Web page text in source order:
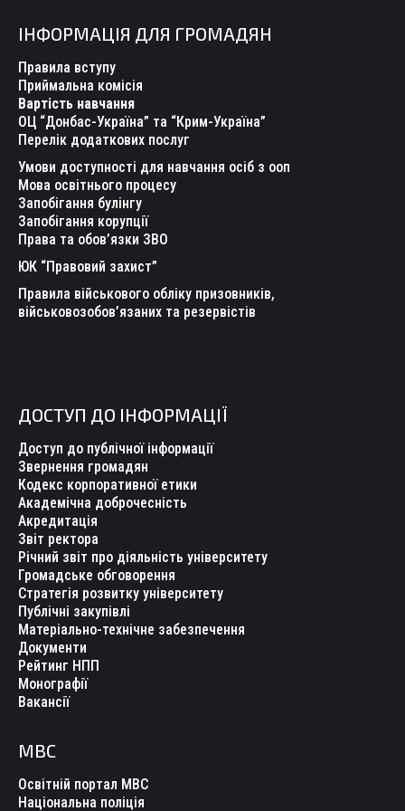
opens
in
new
window
opens
in
new
window
opens
in
new
window
opens
in
new
window
opens
new
opens
ІНФОРМАЦІЯ ДЛЯ ГРОМАДЯН
Правила вступу
Приймальна комісія
Вартість навчання
ОЦ “Донбас-Україна” та “Крим-Україна”
Перелік додаткових послуг
Умови доступності для навчання осіб з ооп
Мова освітнього процесу
Запобігання булінгу
Запобігання корупції
Права та обов’язки ЗВО
ЮК “Правовий захист”
Правила військового обліку призовників,
військовозобов’язаних та резервістів
ДОСТУП ДО ІНФОРМАЦІЇ
Доступ до публічної інформації
Звернення громадян
Кодекс корпоративної етики
Академічна доброчесність
Акредитація
Звіт ректора
Річний звіт про діяльність університету
Громадське обговорення
Стратегія розвитку університету
Публічні закупівлі
Матеріально-технічне забезпечення
Документи
Рейтинг НПП
Монографії
Вакансії
МВС
Освітній портал МВС
Національна поліція